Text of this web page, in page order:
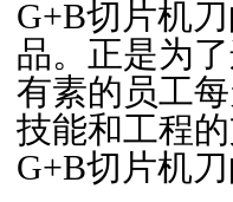
G+B切片机
品。正是为
有素的员工
技能和工程
G+B切片机